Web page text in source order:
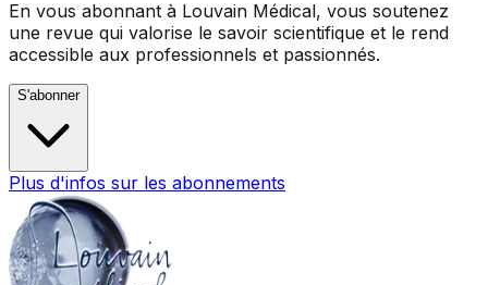
En vous abonnant à Louvain Médical, vous soutenez
une revue qui valorise le savoir scientifique et le rend
accessible aux professionnels et passionnés.
S'abonner
Plus d'infos sur les abonnements